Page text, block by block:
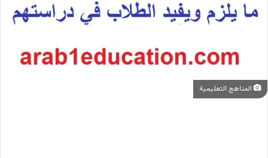
المناهج التعليمية